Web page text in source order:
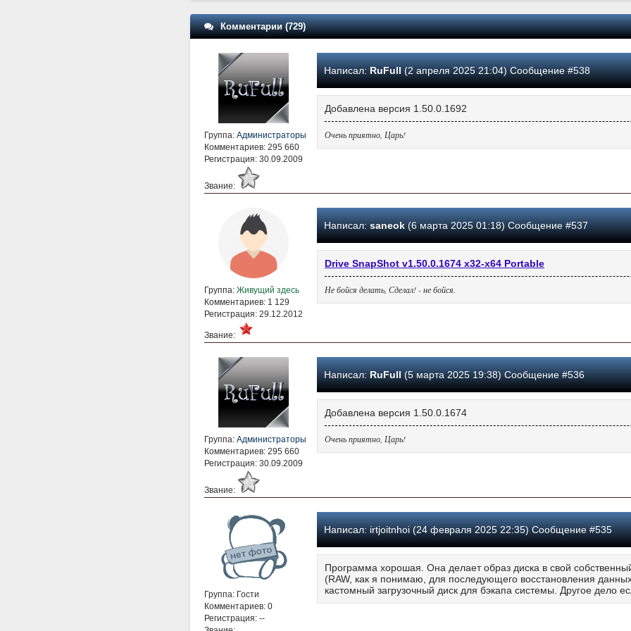
Комментарии (729)
Группа: Администраторы
Комментариев: 295 660
Регистрация: 30.09.2009
Звание:
Написал: RuFull(2 апреля 2025 21:04) Сообщение #538
Добавлена версия 1.50.0.1692
Очень приятно, Царь!
Группа: Живущий здесь
Комментариев: 1 129
Регистрация: 29.12.2012
Звание:
Написал: saneok(6 марта 2025 01:18) Сообщение #537
Drive SnapShot v1.50.0.1674 x32-x64 Portable
Не бойся делать, Сделал! - не бойся.
Группа: Администраторы
Комментариев: 295 660
Регистрация: 30.09.2009
Звание:
Написал: RuFull(5 марта 2025 19:38) Сообщение #536
Добавлена версия 1.50.0.1674
Очень приятно, Царь!
Группа: Гости
Комментариев: 0
Регистрация: --
Написал:irtjoitnhoi (24 февраля 2025 22:35) Сообщение #535
Программа хорошая. Она делает образ диска в свой
(RAW, как я понимаю, для последующего восстановления
кастомный загрузочный диск для бэкапа системы. Другое дело